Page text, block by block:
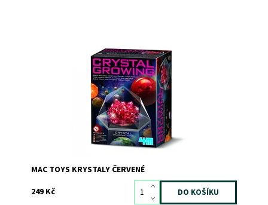
Skladem>3
11847
4M
MAC TOYS KRYSTALY ČERVENÉ
249 Kč